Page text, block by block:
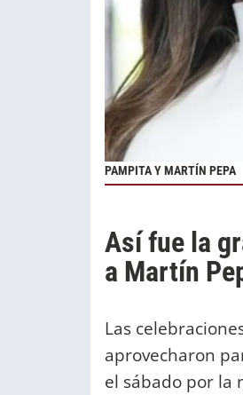
PAMPITA Y MARTÍN PEPA
Así fue la
a Martín
Las
aprovecharon
el sábado por la